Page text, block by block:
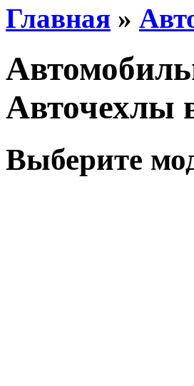
Главная »
Авточехлы
Выберите